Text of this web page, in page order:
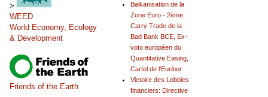
Balkanisation de la
Zone Euro - 2ème
Carry Trade de la
Bad Bank BCE, Ex-
voto européen du
Quantitative Easing,
Cartel de l'Euribor
Victoire des Lobbies
financiers: Directive
>
WEED
World Economy, Ecology
& Development
Friends of the Earth